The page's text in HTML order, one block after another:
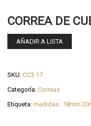
CORREA DE
AÑADIR A LISTA
SKU: CC3-17
Categoría: Correas
Etiqueta: medidas : 18mm